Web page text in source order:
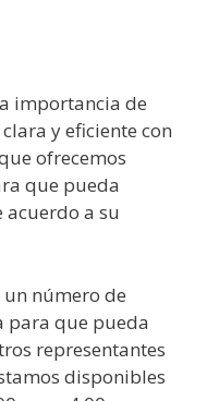
importancia de
y eficiente con
ofrecemos
que pueda
acuerdo a su
un número de
para que pueda
representantes
disponibles